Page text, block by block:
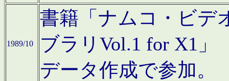
1989/10
書籍「ナムコ・ビデ
ブラリVol.1 for X1」
データ作成で参加。